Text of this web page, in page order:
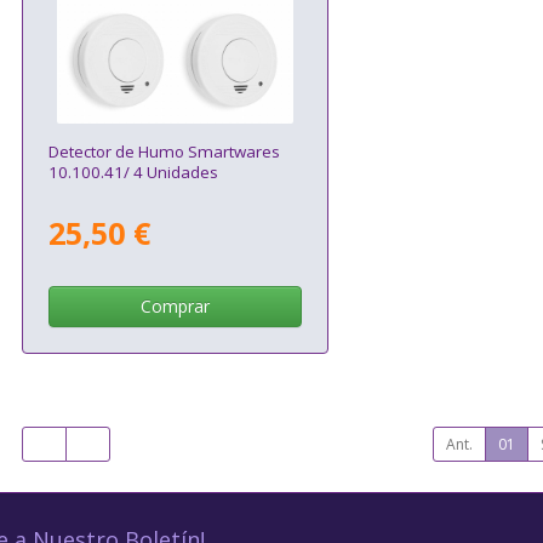
Detector de Humo Smartwares
10.100.41/ 4 Unidades
25,50 €
Comprar
Ant. 01